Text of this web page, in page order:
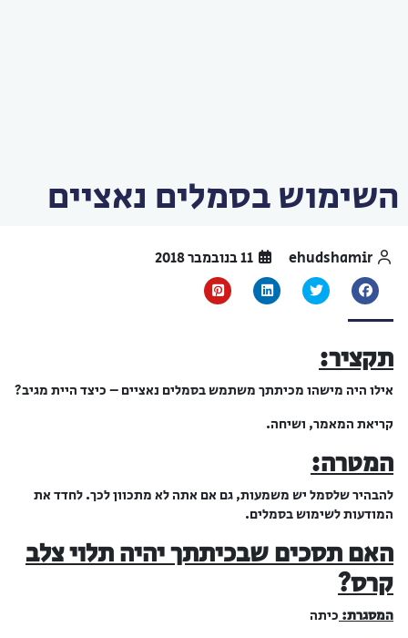
השימוש בסמלים נאציים
תקציר:
אילו היה מישהו מכיתתך משתמש בסמלים נאציים – כיצד היית מגיב?
קריאת המאמר, ושיחה.
המטרה:
להבהיר שלסמל יש משמעות, גם אם אתה לא מתכוון לכך. לחדד את
המודעות לשימוש בסמלים.
האם תסכים שבכיתתך יהיה תלוי צלב
קרס?
המסגרת:כיתה